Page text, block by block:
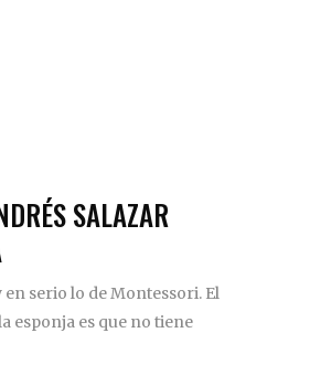
SALAZAR
serio lo de Montessori. El
esponja es que no tiene